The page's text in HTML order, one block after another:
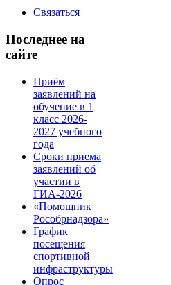
Связаться
Последнее на
сайте
Приём
заявлений на
обучение в 1
класс 2026-
2027 учебного
года
Сроки приема
заявлений об
участии в
ГИА-2026
«Помощник
Рособрнадзора»
График
посещения
спортивной
инфраструктуры
Опрос